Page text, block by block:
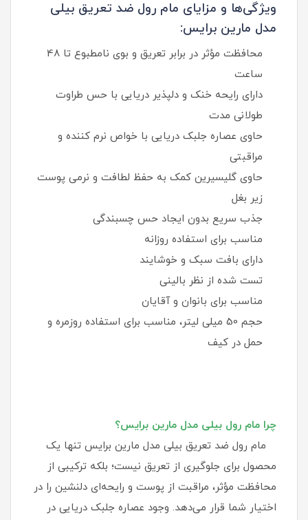
ویژگی‌ها و مزایای مام رول ضد تعریق بیلی
مدل مارین برایس:
محافظت مؤثر در برابر تعریق و بوی نامطبوع تا 48
ساعت
دارای رایحه خنک و دلپذیر دریایی با حس طراوت
طولانی‌ مدت
حاوی عصاره جلبک دریایی با خواص نرم‌ کننده و
مراقبتی
حاوی گلیسیرین کمک به حفظ لطافت و نرمی پوست
زیر بغل
جذب سریع بدون ایجاد حس چسبندگی
مناسب برای استفاده روزانه
دارای بافت سبک و خوشایند
تست شده از نظر بالینی
مناسب برای بانوان و آقایان
حجم 50 میلی‌ لیتر، مناسب برای استفاده روزمره و
حمل در کیف
چرا مام رول بیلی مدل مارین برایس؟
مام رول ضد تعریق بیلی مدل مارین برایس تنها یک
محصول برای جلوگیری از تعریق نیست؛ بلکه ترکیبی از
محافظت مؤثر، مراقبت از پوست و رایحه‌ای دلنشین را در
اختیار شما قرار می‌دهد. وجود عصاره جلبک دریایی در